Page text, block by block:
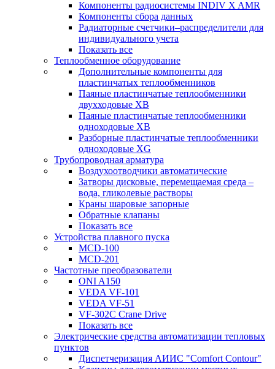
Компоненты радиосистемы INDIV X AMR
Компоненты сбора данных
Радиаторные счетчики–распределители для
индивидуального учета
Показать все
Теплообменное оборудование
Дополнительные компоненты для
пластинчатых теплообменников
Паяные пластинчатые теплообменники
двухходовые XB
Паяные пластинчатые теплообменники
одноходовые ХВ
Разборные пластинчатые теплообменники
одноходовые ХG
Трубопроводная арматура
Воздухоотводчики автоматические
Затворы дисковые, перемещаемая среда –
вода, гликолевые растворы
Краны шаровые запорные
Обратные клапаны
Показать все
Устройства плавного пуска
MCD-100
MCD-201
Частотные преобразователи
ONI A150
VEDA VF-101
VEDA VF-51
VF-302C Crane Drive
Показать все
Электрические средства автоматизации тепловых
пунктов
Диспетчеризация АИИС "Comfort Contour"